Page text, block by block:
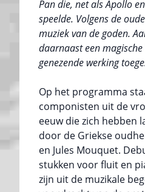
Pan die, net als Apollo
speelde. Volgens de
muziek van de goden.
daarnaast een
genezende werking
Op het programma
componisten uit de
eeuw die zich hebben
door de Griekse
en Jules Mouquet.
stukken voor fluit en
zijn uit de muzikale